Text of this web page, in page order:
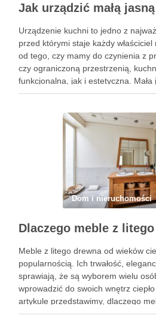
Urządzenie kuchni to jedno z
przed którymi staje każdy
od tego, czy mamy do czynienia z
czy ograniczoną przestrzenią,
funkcjonalna, jak i estetyczna.
marzenie wielu osób, które cenią
Dom i nieruchomości
Meble z litego drewna od wieków
popularnością. Ich trwałość,
sprawiają, że są wyborem wielu
wprowadzić do swoich wnętrz
artykule przedstawimy, dlaczego
inwestycją na całe życie, jakie